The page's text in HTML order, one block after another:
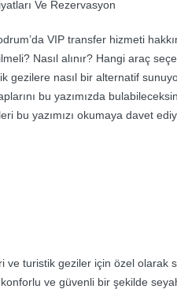
Ve Rezervasyon
VIP transfer hizmeti
Nasıl alınır? Hangi araç
gezilere nasıl bir alternatif
bu yazımızda
bu yazımızı okumaya davet
ve turistik geziler için özel olarak
ve güvenli bir şekilde